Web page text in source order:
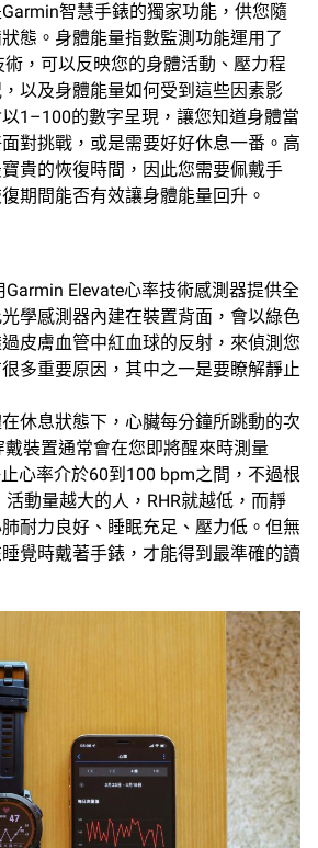
智慧手錶的獨家功能，供您隨
態。身體能量指數監測功能運用了
，可以反映您的身體活動、壓力程
以及身體能量如何受到這些因素影
1–100的數字呈現，讓您知道身體當
對挑戰，或是需要好好休息一番。高
貴的恢復時間，因此您需要佩戴手
期間能否有效讓身體能量回升。
Elevate心率技術感測器提供全
學感測器內建在裝置背面，會以綠色
皮膚血管中紅血球的反射，來偵測您
多重要原因，其中之一是要瞭解靜止
休息狀態下，心臟每分鐘所跳動的次
裝置通常會在您即將醒來時測量
心率介於60到100 bpm之間，不過根
動量越大的人，RHR就越低，而靜
耐力良好、睡眠充足、壓力低。但無
覺時戴著手錶，才能得到最準確的讀